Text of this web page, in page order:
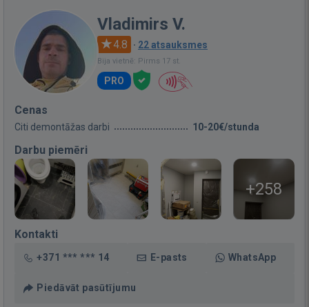
Vladimirs V.
4.8 · 22 atsauksmes
Bija vietnē: Pirms 17 st.
PRO
Cenas
Citi demontāžas darbi 10-20€/stunda
Darbu piemēri
+258
Kontakti
+371 *** *** 14 E-pasts WhatsApp
Piedāvāt pasūtījumu